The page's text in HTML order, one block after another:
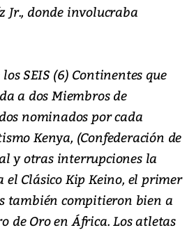
Jr., donde involucraba
SEIS (6) Continentes que
a dos Miembros de
nominados por cada
Kenya, (Confederación de
y otras interrupciones la
el Clásico Kip Keino, el primer
también compitieron bien a
de Oro en África. Los atletas